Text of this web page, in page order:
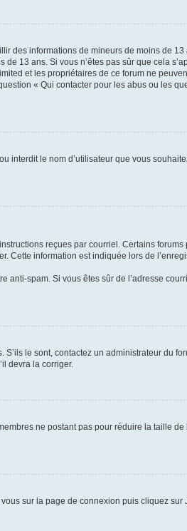
des informations de mineurs de moins de 13
13 ans. Si vous n’êtes pas sûr que cela
et les propriétaires de ce forum ne
« Qui contacter pour les abus ou les
interdit le nom d’utilisateur que vous
reçues par courriel. Certains
Cette information est indiquée lors de
anti-spam. Si vous êtes sûr de l’adresse
le sont, contactez un administrateur du
devra la corriger.
ne postant pas pour réduire la taille
sur la page de connexion puis cliquez sur